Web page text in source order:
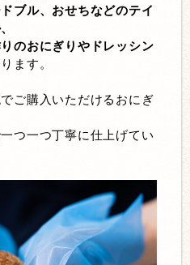
ブル、おせちなどのテイ
のおにぎりやドレッシン
ます。
ご購入いただけるおにぎ
つ一つ丁寧に仕上げてい